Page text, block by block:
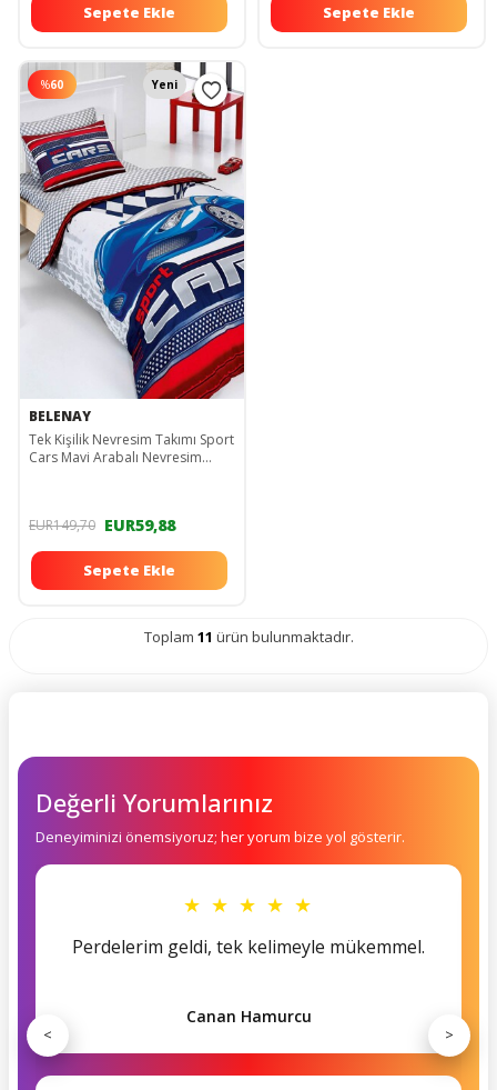
Sepete Ekle Sepete Ekle
%60 Yeni
BELENAY
Tek Kişilik Nevresim Takımı Sport
Cars Mavi Arabalı Nevresim
EUR149,70 EUR59,88
Sepete Ekle
Toplam 11 ürün bulunmaktadır.
Değerli Yorumlarınız
Deneyiminizi önemsiyoruz; her yorum bize yol gösterir.
★ ★ ★ ★ ★
Perdelerim geldi, tek kelimeyle mükemmel.
Canan Hamurcu
< >